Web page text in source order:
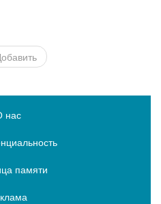
нас
памяти